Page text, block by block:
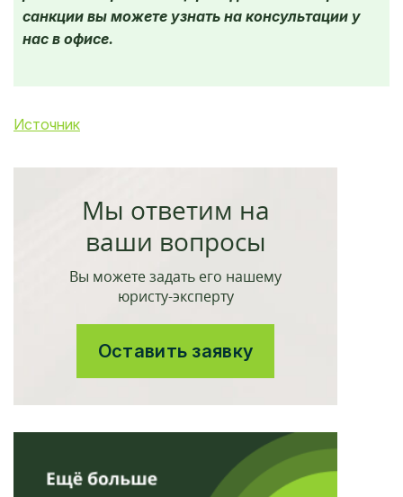
санкции вы можете узнать на консультации у
нас в офисе.
Источник
Мы ответим на
ваши вопросы
Вы можете задать его нашему
юристу-эксперту
Оставить заявку